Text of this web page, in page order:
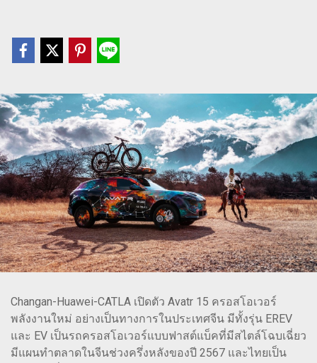
Changan-Huawei-CATLA เปิดตัว Avatr 15 ครอสโอเวอร์
พลังงานใหม่ อย่างเป็นทางการในประเทศจีน มีทั้งรุ่น EREV
และ EV เป็นรถครอสโอเวอร์แบบฟาสต์แบ็คที่มีสไตล์โฉบเฉี่ยว
มีแผนทำตลาดในจีนช่วงครึ่งหลังของปี 2567 และไทยเป็น